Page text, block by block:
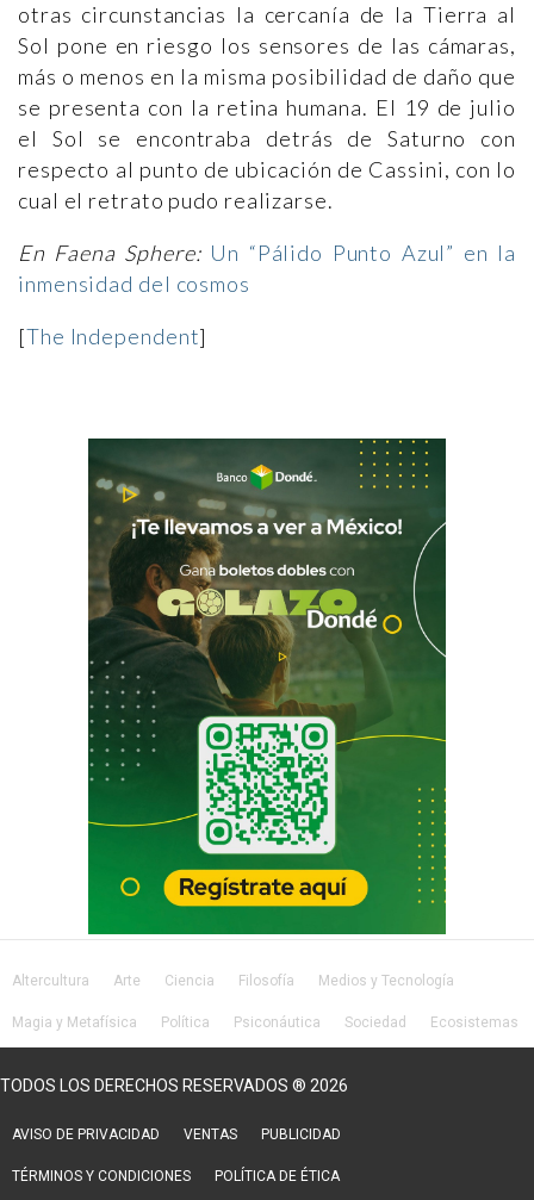
otras circunstancias la cercanía de la Tierra al
Sol pone en riesgo los sensores de las cámaras,
más o menos en la misma posibilidad de daño que
se presenta con la retina humana. El 19 de julio
el Sol se encontraba detrás de Saturno con
respecto al punto de ubicación de Cassini, con lo
cual el retrato pudo realizarse.
En Faena Sphere: Un “Pálido Punto Azul” en la
inmensidad del cosmos
[The Independent]
Altercultura Arte Ciencia Filosofía Medios y Tecnología
Magia y Metafísica Política Psiconáutica Sociedad Ecosistemas
TODOS LOS DERECHOS RESERVADOS ® 2026
AVISO DE PRIVACIDAD VENTAS PUBLICIDAD
TÉRMINOS Y CONDICIONES POLÍTICA DE ÉTICA